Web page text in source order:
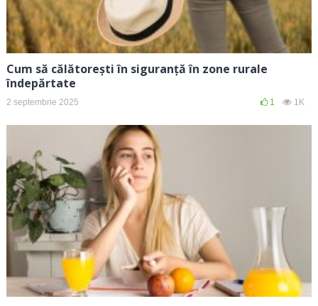
Cum să călătorești în siguranță în zone rurale
îndepărtate
2 septembrie 2025 1 1K